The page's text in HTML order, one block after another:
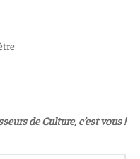
de Culture, c’est vous !